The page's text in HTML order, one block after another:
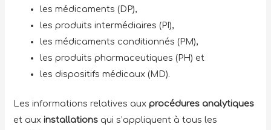
les médicaments (DP),
les produits intermédiaires (PI),
les médicaments conditionnés (PM),
les produits pharmaceutiques (PH) et
les dispositifs médicaux (MD).
Les informations relatives auxprocédures analytiques
et auxinstallations qui s’appliquent à tous les